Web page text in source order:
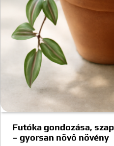
Futóka gondozása,
– gyorsan növő növény